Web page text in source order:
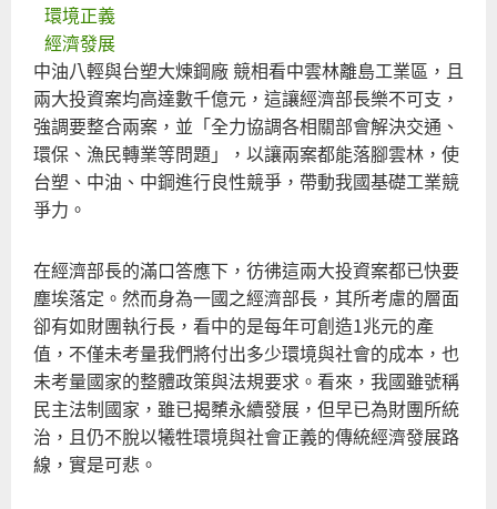
環境正義
經濟發展
中油八輕與台塑大煉鋼廠 競相看中雲林離島工業區，且
兩大投資案均高達數千億元，這讓經濟部長樂不可支，
強調要整合兩案，並「全力協調各相關部會解決交通、
環保、漁民轉業等問題」，以讓兩案都能落腳雲林，使
台塑、中油、中鋼進行良性競爭，帶動我國基礎工業競
爭力。
在經濟部長的滿口答應下，彷彿這兩大投資案都已快要
塵埃落定。然而身為一國之經濟部長，其所考慮的層面
卻有如財團執行長，看中的是每年可創造1兆元的產
值，不僅未考量我們將付出多少環境與社會的成本，也
未考量國家的整體政策與法規要求。看來，我國雖號稱
民主法制國家，雖已揭櫫永續發展，但早已為財團所統
治，且仍不脫以犧牲環境與社會正義的傳統經濟發展路
線，實是可悲。